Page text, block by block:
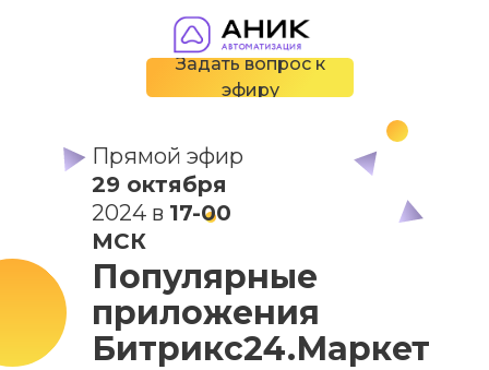
Задать вопрос к
эфиру
Прямой эфир
Популярные
приложения
Битрикс24.Маркет
29 октября
2024 в 17-00
МСК